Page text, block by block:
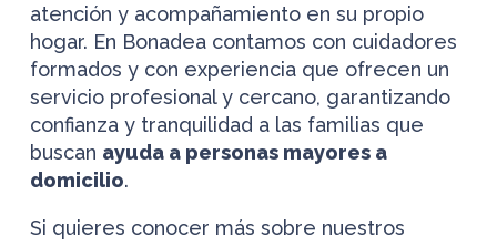
atención y acompañamiento en su propio
hogar. En Bonadea contamos con cuidadores
formados y con experiencia que ofrecen un
servicio profesional y cercano, garantizando
confianza y tranquilidad a las familias que
buscan ayuda a personas mayores a
domicilio.
Si quieres conocer más sobre nuestros